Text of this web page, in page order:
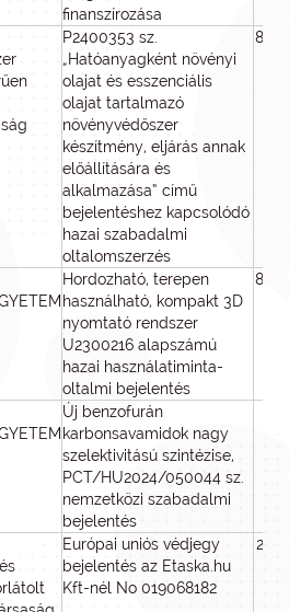
finanszírozása
P2400353 sz.
„Hatóanyagként növényi
olajat és esszenciális
olajat tartalmazó
növényvédőszer
készítmény, eljárás annak
előállítására és
alkalmazása” című
bejelentéshez kapcsolódó
hazai szabadalmi
oltalomszerzés
800
Hordozható, terepen
használható, kompakt 3D
nyomtató rendszer
U2300216 alapszámú
hazai használatiminta-
oltalmi bejelentés
800
Új benzofurán
karbonsavamidok nagy
szelektivitású szintézise,
PCT/HU2024/050044 sz.
nemzetközi szabadalmi
bejelentés
Európai uniós védjegy
bejelentés az Etaska.hu
Kft-nél No 019068182
250